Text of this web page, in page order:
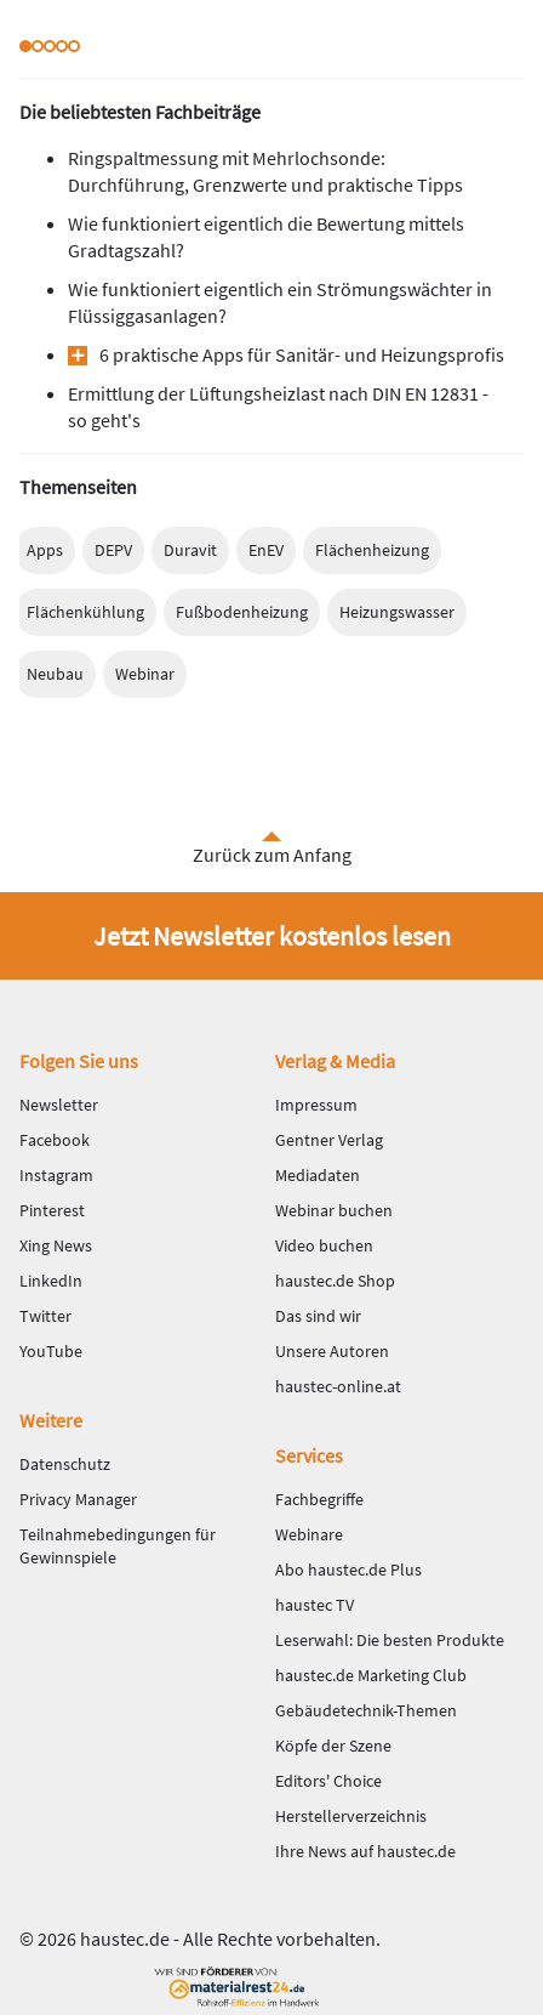
Die beliebtesten Fachbeiträge
Ringspaltmessung mit Mehrlochsonde:
Durchführung, Grenzwerte und praktische Tipps
Wie funktioniert eigentlich die Bewertung mittels
Gradtagszahl?
Wie funktioniert eigentlich ein Strömungswächter in
Flüssiggasanlagen?
6 praktische Apps für Sanitär- und Heizungsprofis
Ermittlung der Lüftungsheizlast nach DIN EN 12831 -
so geht's
Themenseiten
Apps DEPV Duravit EnEV Flächenheizung
Flächenkühlung Fußbodenheizung Heizungswasser
Neubau Webinar
Zurück zum Anfang
Jetzt Newsletter kostenlos lesen
Fußbereich
Folgen Sie uns
Newsletter
Facebook
Instagram
Pinterest
Xing News
LinkedIn
Twitter
YouTube
Verlag & Media
Impressum
Gentner Verlag
Mediadaten
Webinar buchen
Video buchen
haustec.de Shop
Das sind wir
Unsere Autoren
haustec-online.at
Weitere
Datenschutz
Privacy Manager
Teilnahmebedingungen für
Gewinnspiele
Services
Fachbegriffe
Webinare
Abo haustec.de Plus
haustec TV
Leserwahl: Die besten Produkte
haustec.de Marketing Club
Gebäudetechnik-Themen
Köpfe der Szene
Editors' Choice
Herstellerverzeichnis
Ihre News auf haustec.de
© 2026 haustec.de - Alle Rechte vorbehalten.